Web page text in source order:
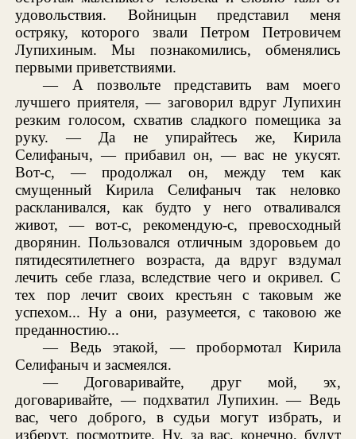
удовольствия. Войницын представил меня
остряку, которого звали Петром Петровичем
Лупихиным. Мы познакомились, обменялись
первыми приветствиями.
— А позвольте представить вам моего
лучшего приятеля, — заговорил вдруг Лупихин
резким голосом, схватив сладкого помещика за
руку. — Да не упирайтесь же, Кирила
Селифаныч, — прибавил он, — вас не укусят.
Вот-с, — продолжал он, между тем как
смущенный Кирила Селифаныч так неловко
раскланивался, как будто у него отваливался
живот, — вот-с, рекомендую-с, превосходный
дворянин. Пользовался отличным здоровьем до
пятидесятилетнего возраста, да вдруг вздумал
лечить себе глаза, вследствие чего и окривел. С
тех пор лечит своих крестьян с таковым же
успехом... Ну а они, разумеется, с таковою же
преданностию...
— Ведь этакой, — пробормотал Кирила
Селифаныч и засмеялся.
— Договаривайте, друг мой, эх,
договаривайте, — подхватил Лупихин. — Ведь
вас, чего доброго, в судьи могут избрать, и
изберут, посмотрите. Ну, за вас, конечно, будут